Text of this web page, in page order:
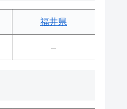
福井県
–